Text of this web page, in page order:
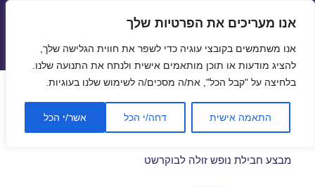
אנו מעריכים את הפרטיות שלך
אנו משתמשים בקובצי עוגיה כדי לשפר את חווית הגלישה שלך,
להציג מודעות או תוכן מותאמים אישית ולנתח את התנועה שלנו.
בלחיצה על "קבל הכל", את/ה מסכים/ה לשימוש שלנו בעוגיות.
התאמה אישית דחה/י הכל אשר/י הכל
תפריטים
ווידג'טים
חבילות נופש לבוקרשט בנובמבר
18/11/2018
מבצע חבילת נופש זולה לבוקרשט